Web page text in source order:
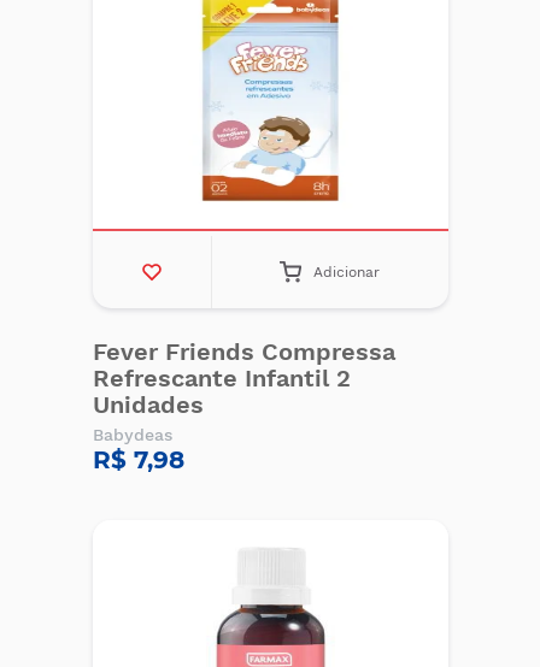
Adicionar
Fever Friends Compressa
Refrescante Infantil 2
Unidades
Babydeas
R$ 7,98